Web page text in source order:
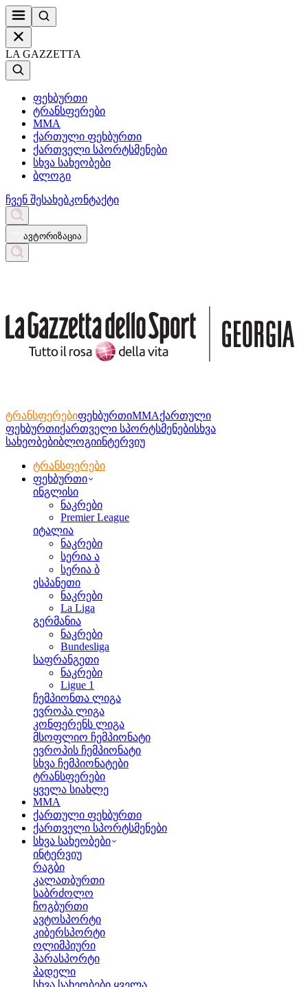
LA GAZZETTA
ფეხბურთი
ტრანსფერები
MMA
ქართული ფეხბურთი
ქართველი სპორტსმენები
სხვა სახეობები
ბლოგი
ჩვენ შესახებკონტაქტი
ავტორიზაცია
ტრანსფერებიფეხბურთიMMAქართული
ფეხბურთიქართველი სპორტსმენებისხვა
სახეობებიბლოგიინტერვიუ
ტრანსფერები
ფეხბურთი
ინგლისი
ნაკრები
Premier League
იტალია
ნაკრები
სერია ა
სერია ბ
ესპანეთი
ნაკრები
La Liga
გერმანია
ნაკრები
Bundesliga
საფრანგეთი
ნაკრები
Ligue 1
ჩემპიონთა ლიგა
ევროპა ლიგა
კონფერენს ლიგა
მსოფლიო ჩემპიონატი
ევროპის ჩემპიონატი
სხვა ჩემპიონატები
ტრანსფერები
ყველა სიახლე
MMA
ქართული ფეხბურთი
ქართველი სპორტსმენები
სხვა სახეობები
ინტერვიუ
რაგბი
კალათბურთი
საბრძოლო
ჩოგბურთი
ავტოსპორტი
კიბერსპორტი
ოლიმპიური
პარასპორტი
პადელი
სხვა სახეობები ყველა